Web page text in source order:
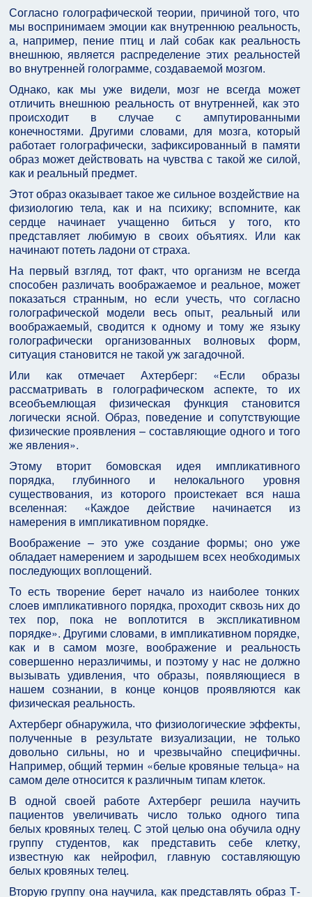
Согласно голографической теории, причиной того, что
мы воспринимаем эмоции как внутреннюю реальность,
а, например, пение птиц и лай собак как реальность
внешнюю, является распределение этих реальностей
во внутренней голограмме, создаваемой мозгом.
Однако, как мы уже видели, мозг не всегда может
отличить внешнюю реальность от внутренней, как это
происходит в случае с ампутированными
конечностями. Другими словами, для мозга, который
работает голографически, зафиксированный в памяти
образ может действовать на чувства с такой же силой,
как и реальный предмет.
Этот образ оказывает такое же сильное воздействие на
физиологию тела, как и на психику; вспомните, как
сердце начинает учащенно биться у того, кто
представляет любимую в своих объятиях. Или как
начинают потеть ладони от страха.
На первый взгляд, тот факт, что организм не всегда
способен различать воображаемое и реальное, может
показаться странным, но если учесть, что согласно
голографической модели весь опыт, реальный или
воображаемый, сводится к одному и тому же языку
голографически организованных волновых форм,
ситуация становится не такой уж загадочной.
Или как отмечает Ахтерберг: «Если образы
рассматривать в голографическом аспекте, то их
всеобъемлющая физическая функция становится
логически ясной. Образ, поведение и сопутствующие
физические проявления – составляющие одного и того
же явления».
Этому вторит бомовская идея импликативного
порядка, глубинного и нелокального уровня
существования, из которого проистекает вся наша
вселенная: «Каждое действие начинается из
намерения в импликативном порядке.
Воображение – это уже создание формы; оно уже
обладает намерением и зародышем всех необходимых
последующих воплощений.
То есть творение берет начало из наиболее тонких
слоев импликативного порядка, проходит сквозь них до
тех пор, пока не воплотится в экспликативном
порядке». Другими словами, в импликативном порядке,
как и в самом мозге, воображение и реальность
совершенно неразличимы, и поэтому у нас не должно
вызывать удивления, что образы, появляющиеся в
нашем сознании, в конце концов проявляются как
физическая реальность.
Ахтерберг обнаружила, что физиологические эффекты,
полученные в результате визуализации, не только
довольно сильны, но и чрезвычайно специфичны.
Например, общий термин «белые кровяные тельца» на
самом деле относится к различным типам клеток.
В одной своей работе Ахтерберг решила научить
пациентов увеличивать число только одного типа
белых кровяных телец. С этой целью она обучила одну
группу студентов, как представить себе клетку,
известную как нейрофил, главную составляющую
белых кровяных телец.
Вторую группу она научила, как представлять образ Т-